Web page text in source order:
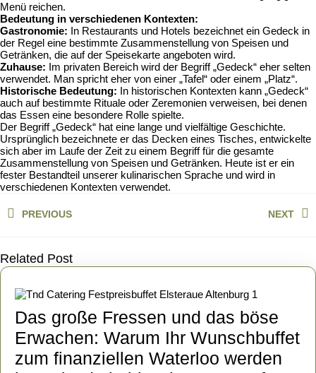
Menü reichen.
Bedeutung in verschiedenen Kontexten:
Gastronomie: In Restaurants und Hotels bezeichnet ein Gedeck in
der Regel eine bestimmte Zusammenstellung von Speisen und
Getränken, die auf der Speisekarte angeboten wird.
Zuhause: Im privaten Bereich wird der Begriff „Gedeck“ eher selten
verwendet. Man spricht eher von einer „Tafel“ oder einem „Platz“.
Historische Bedeutung: In historischen Kontexten kann „Gedeck“
auch auf bestimmte Rituale oder Zeremonien verweisen, bei denen
das Essen eine besondere Rolle spielte.
Der Begriff „Gedeck“ hat eine lange und vielfältige Geschichte.
Ursprünglich bezeichnete er das Decken eines Tisches, entwickelte
sich aber im Laufe der Zeit zu einem Begriff für die gesamte
Zusammenstellung von Speisen und Getränken. Heute ist er ein
fester Bestandteil unserer kulinarischen Sprache und wird in
verschiedenen Kontexten verwendet.
PREVIOUS
post:
NEXT
Related Post
Das große Fressen und das böse
Erwachen: Warum Ihr Wunschbuffet
zum finanziellen Waterloo werden